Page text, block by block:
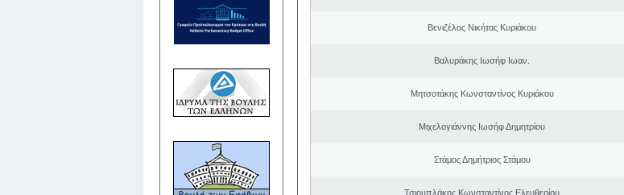
Βενιζέλος Νικήτας Κυριάκου
Βαλυράκης Ιωσήφ Ιωαν.
Μητσοτάκης Κωνσταντίνος Κυριάκου
Μιχελογιάννης Ιωσήφ Δημητρίου
Στάμος Δημήτριος Στάμου
Τσιουπλάκης Κωνσταντίνος Ελευθερίου